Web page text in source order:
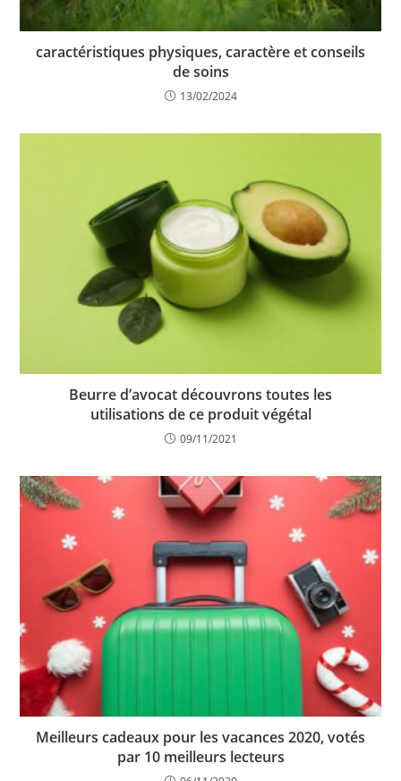
caractéristiques physiques, caractère et conseils
de soins
13/02/2024
Beurre d’avocat découvrons toutes les
utilisations de ce produit végétal
09/11/2021
Meilleurs cadeaux pour les vacances 2020, votés
par 10 meilleurs lecteurs